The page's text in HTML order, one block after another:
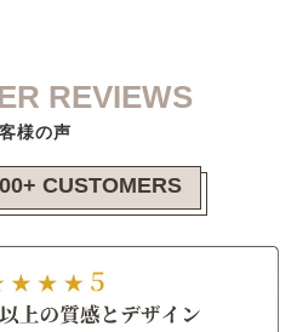
REVIEWS
様の声
CUSTOMERS